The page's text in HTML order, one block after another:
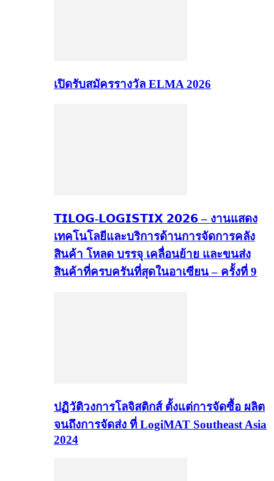
เปิดรับสมัครรางวัล ELMA 2026
𝗧𝗜𝗟𝗢𝗚-𝗟𝗢𝗚𝗜𝗦𝗧𝗜𝗫 𝟮𝟬𝟮𝟲 – งานแสดง
เทคโนโลยีและบริการด้านการจัดการคลัง
สินค้า โหลด บรรจุ เคลื่อนย้าย และขนส่ง
สินค้าที่ครบครันที่สุดในอาเซียน – ครั้งที่ 9
ปฏิวัติวงการโลจิสติกส์ ตั้งแต่การจัดซื้อ ผลิต
จนถึงการจัดส่ง ที่ LogiMAT Southeast Asia
2024